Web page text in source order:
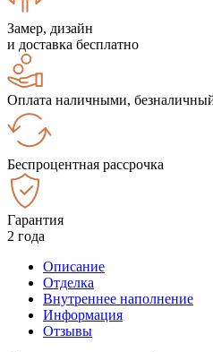
Замер, дизайн
и доставка бесплатно
Оплата наличными,
Беспроцентная рассрочка
Гарантия
2 года
Описание
Отделка
Внутреннее наполнение
Информация
Отзывы